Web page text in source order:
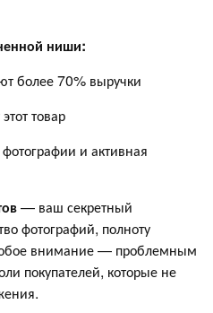
ниши:
более 70% выручки
товар
и активная
— ваш секретный
фотографий, полноту
внимание — проблемным
покупателей, которые не